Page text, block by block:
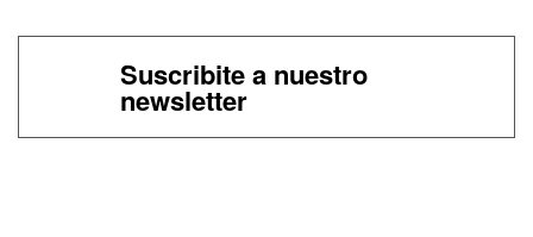
Suscribite a nuestro
newsletter